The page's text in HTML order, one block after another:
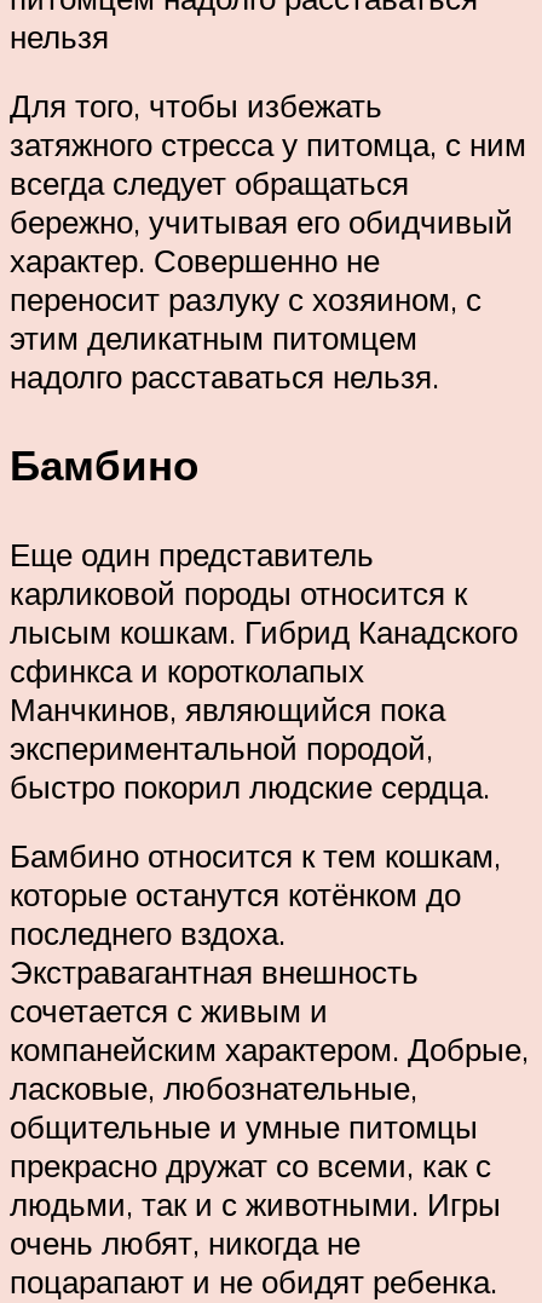
нельзя
Для того, чтобы избежать
затяжного стресса у питомца, с ним
всегда следует обращаться
бережно, учитывая его обидчивый
характер. Совершенно не
переносит разлуку с хозяином, с
этим деликатным питомцем
надолго расставаться нельзя.
Бамбино
Еще один представитель
карликовой породы относится к
лысым кошкам. Гибрид Канадского
сфинкса и коротколапых
Манчкинов, являющийся пока
экспериментальной породой,
быстро покорил людские сердца.
Бамбино относится к тем кошкам,
которые останутся котёнком до
последнего вздоха.
Экстравагантная внешность
сочетается с живым и
компанейским характером. Добрые,
ласковые, любознательные,
общительные и умные питомцы
прекрасно дружат со всеми, как с
людьми, так и с животными. Игры
очень любят, никогда не
поцарапают и не обидят ребенка.